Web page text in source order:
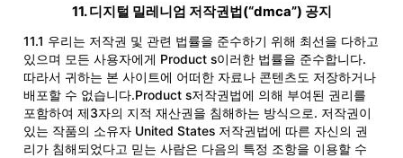
11. 디지털 밀레니엄 저작권법(“dmca”) 공지
11.1 우리는 저작권 및 관련 법률을 준수하기 위해 최선을 다하고
있으며 모든 사용자에게 Product s이러한 법률을 준수합니다.
따라서 귀하는 본 사이트에 어떠한 자료나 콘텐츠도 저장하거나
배포할 수 없습니다.Product s저작권법에 의해 부여된 권리를
포함하여 제3자의 지적 재산권을 침해하는 방식으로. 저작권이
있는 작품의 소유자 United States 저작권법에 따른 자신의 권
리가 침해되었다고 믿는 사람은 다음의 특정 조항을 이용할 수